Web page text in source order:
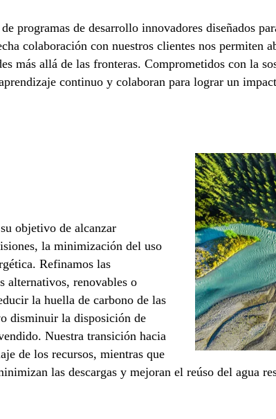
programas de desarrollo innovadores diseñados
colaboración con nuestros clientes nos permiten
más allá de las fronteras. Comprometidos con la
continuo y colaboran para lograr un
objetivo de alcanzar
la minimización del uso
Refinamos las
alternativos, renovables o
la huella de carbono de las
disminuir la disposición de
Nuestra transición hacia
de los recursos, mientras que
las descargas y mejoran el reúso del agua